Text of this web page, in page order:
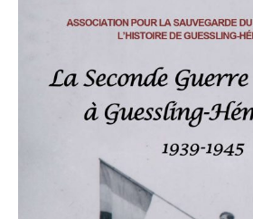
Brochure
Guerre